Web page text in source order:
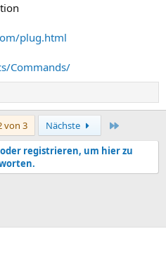
plug.html
Commands/
von 3 Nächste
registrieren, um hier zu